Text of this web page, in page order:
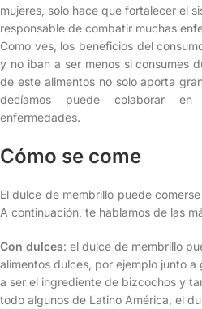
mujeres, solo hace que fortalecer el
responsable de combatir muchas
Como ves, los beneficios del
y no iban a ser menos si consumes
de este alimentos no solo aporta
decíamos puede colaborar
enfermedades.
Cómo se come
El dulce de membrillo puede
A continuación, te hablamos de las
Con dulces: el dulce de membrillo
alimentos dulces, por ejemplo junto
a ser el ingrediente de bizcochos y
todo algunos de Latino América, el